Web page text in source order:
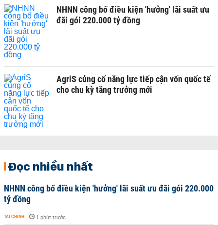
NHNN công bố điều kiện 'hưởng' lãi suất ưu
đãi gói 220.000 tỷ đồng
AgriS củng cố năng lực tiếp cận vốn quốc tế
cho chu kỳ tăng trưởng mới
Đọc nhiều nhất
NHNN công bố điều kiện 'hưởng' lãi suất ưu đãi gói 220.000
tỷ đồng
TÀI CHÍNH - 1 phút trước